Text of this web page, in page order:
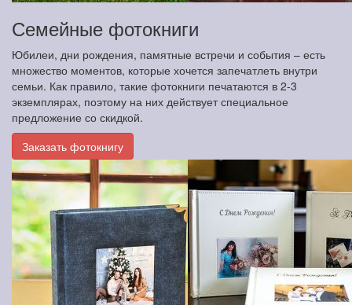
Семейные фотокниги
Юбилеи, дни рождения, памятные встречи и события – есть
множество моментов, которые хочется запечатлеть внутри
семьи. Как правило, такие фотокниги печатаются в 2-3
экземплярах, поэтому на них действует специальное
предложение со скидкой.
Заказать фотокнигу